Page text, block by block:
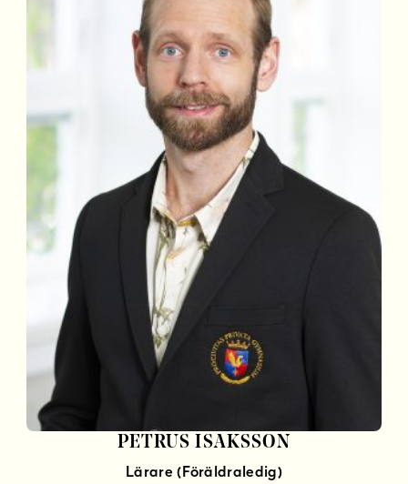
PETRUS ISAKSSON
Lärare (Föräldraledig)